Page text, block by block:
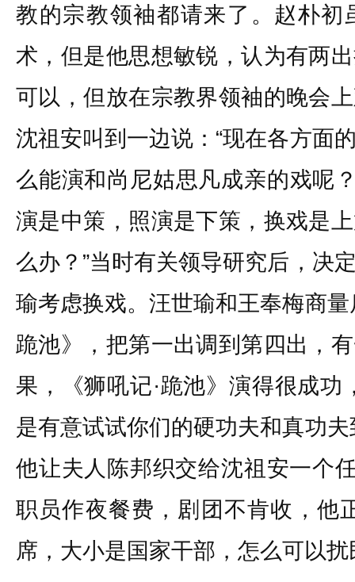
教的宗教领袖都请来了。赵朴初
术，但是他思想敏锐，认为有两
可以，但放在宗教界领袖的晚会
沈祖安叫到一边说：“现在各方面
么能演和尚尼姑思凡成亲的戏呢
演是中策，照演是下策，换戏是
么办？”当时有关领导研究后，决
瑜考虑换戏。汪世瑜和王奉梅商
跪池》，把第一出调到第四出，
果，《狮吼记·跪池》演得很成功
是有意试试你们的硬功夫和真功
他让夫人陈邦织交给沈祖安一个
职员作夜餐费，剧团不肯收，他
席，大小是国家干部，怎么可以扰